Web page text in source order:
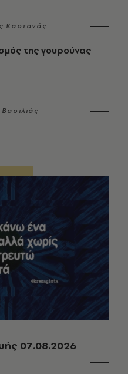
Καστανάς
της γουρούνας
07.08.2026